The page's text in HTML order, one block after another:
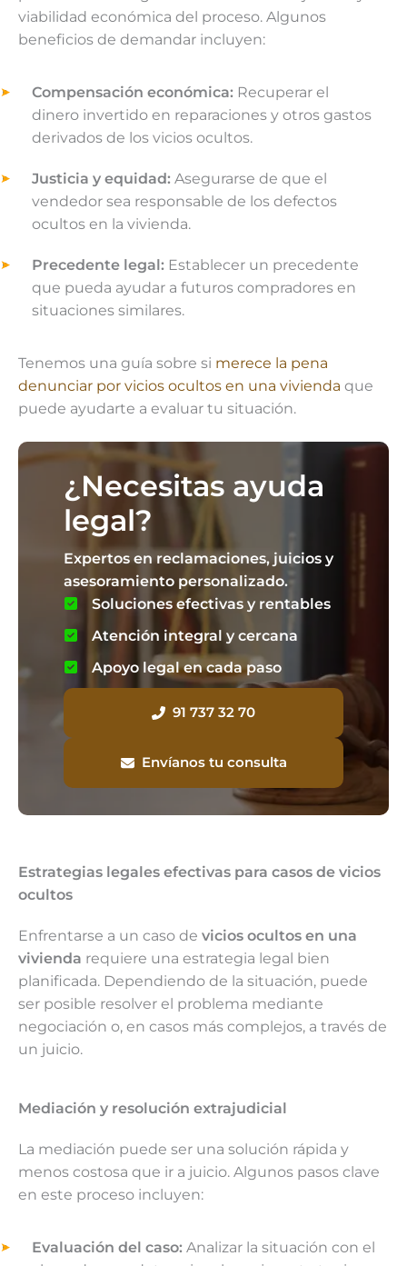
viabilidad económica del proceso. Algunos
beneficios de demandar incluyen:
Compensación económica: Recuperar el
dinero invertido en reparaciones y otros gastos
derivados de los vicios ocultos.
Justicia y equidad: Asegurarse de que el
vendedor sea responsable de los defectos
ocultos en la vivienda.
Precedente legal: Establecer un precedente
que pueda ayudar a futuros compradores en
situaciones similares.
Tenemos una guía sobre si merece la pena
denunciar por vicios ocultos en una vivienda que
puede ayudarte a evaluar tu situación.
¿Necesitas ayuda
legal?
Expertos en reclamaciones, juicios y
asesoramiento personalizado.
Soluciones efectivas y rentables
Atención integral y cercana
Apoyo legal en cada paso
91 737 32 70
Envíanos tu consulta
Estrategias legales efectivas para casos de vicios
ocultos
Enfrentarse a un caso de vicios ocultos en una
vivienda requiere una estrategia legal bien
planificada. Dependiendo de la situación, puede
ser posible resolver el problema mediante
negociación o, en casos más complejos, a través de
un juicio.
Mediación y resolución extrajudicial
La mediación puede ser una solución rápida y
menos costosa que ir a juicio. Algunos pasos clave
en este proceso incluyen:
Evaluación del caso: Analizar la situación con el